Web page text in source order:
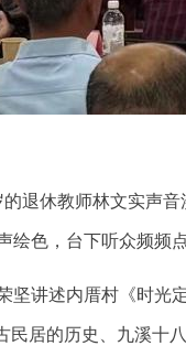
退休教师林文实声
色，台下听众频频点
坚讲述内厝村《时光
民居的历史、九溪